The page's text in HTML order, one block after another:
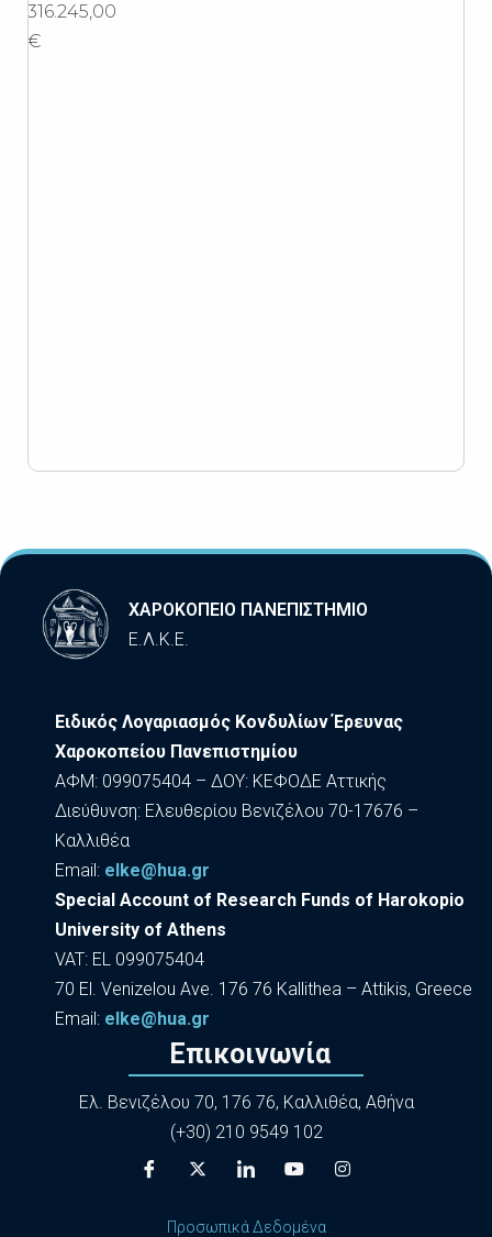
316.245,00
€
ΧΑΡΟΚΟΠΕΙΟ ΠΑΝΕΠΙΣΤΗΜΙΟ
Ε.Λ.Κ.Ε.
Ειδικός Λογαριασμός Κονδυλίων Έρευνας
Χαροκοπείου Πανεπιστημίου
ΑΦΜ: 099075404 – ΔΟΥ: ΚΕΦΟΔΕ Αττικής
Διεύθυνση: Ελευθερίου Βενιζέλου 70-17676 –
Καλλιθέα
Εmail: elke@hua.gr
Special Account of Research Funds of Harokopio
University of Athens
VAT: EL 099075404
70 El. Venizelou Ave. 176 76 Kallithea – Attikis, Greece
Εmail: elke@hua.gr
Επικοινωνία
Ελ. Βενιζέλου 70, 176 76, Καλλιθέα, Αθήνα
(+30) 210 9549 102
Προσωπικά Δεδομένα